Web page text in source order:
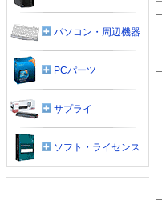
パソコン・周辺機器
PCパーツ
サプライ
ソフト・ライセンス